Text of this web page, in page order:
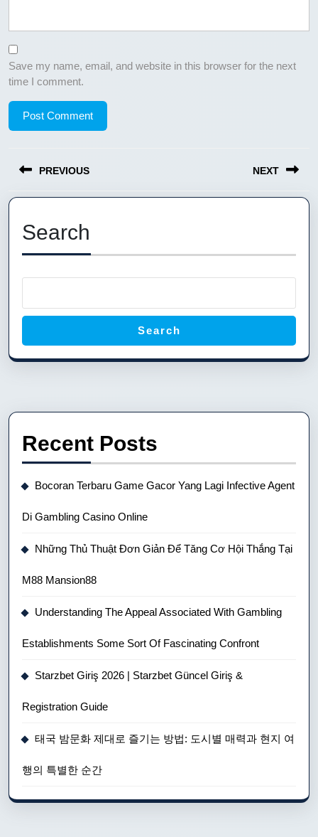
Save my name, email, and website in this browser for the next
time I comment.
navigation
PREVIOUS
Previous
post:
NEXT
Search
Search
Recent Posts
Bocoran Terbaru Game Gacor Yang Lagi Infective Agent
Di Gambling Casino Online
Những Thủ Thuật Đơn Giản Để Tăng Cơ Hội Thắng Tại
M88 Mansion88
Understanding The Appeal Associated With Gambling
Establishments Some Sort Of Fascinating Confront
Starzbet Giriş 2026 | Starzbet Güncel Giriş &
Registration Guide
태국 밤문화 제대로 즐기는 방법: 도시별 매력과 현지 여
행의 특별한 순간